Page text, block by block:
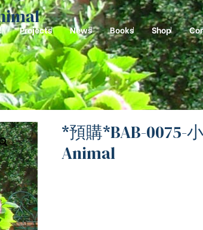
Projects News Books Shop
*預購*BAB-0075-
Animal